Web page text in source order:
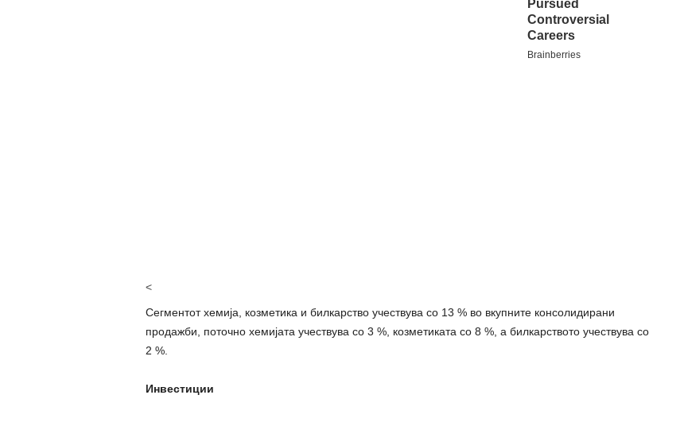
<
Сегментот хемија, козметика и билкарство учествува со 13 % во вкупните консолидирани
продажби, поточно хемијата учествува со 3 %, козметиката со 8 %, а билкарството учествува со
2 %.
Инвестиции